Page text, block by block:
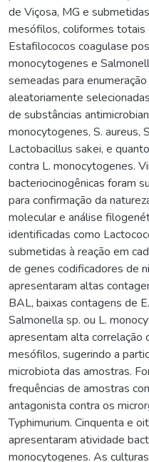
de Viçosa, MG e
mesófilos, coliformes totais
Estafilococos coagulase
monocytogenes e
semeadas para
aleatoriamente
de substâncias
monocytogenes, S. aureus,
Lactobacillus sakei, e
contra L. monocytogenes.
bacteriocinogênicas foram
para confirmação da
molecular e análise
identificadas como
submetidas à reação em
de genes codificadores de
apresentaram altas
BAL, baixas contagens de
Salmonella sp. ou L.
apresentam alta correlação
mesófilos, sugerindo a
microbiota das amostras.
frequências de amostras
antagonista contra os
Typhimurium. Cinquenta e
apresentaram atividade
monocytogenes. As